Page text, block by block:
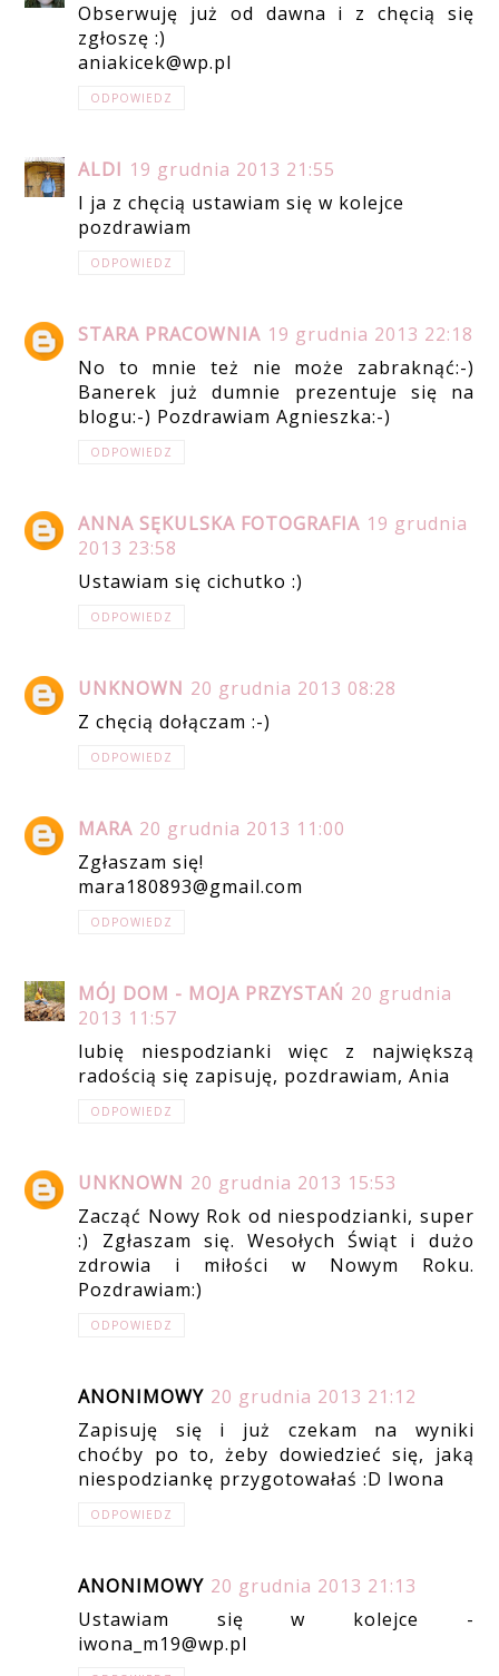
Obserwuję już od dawna i z chęcią się
zgłoszę :)
aniakicek@wp.pl
ODPOWIEDZ
ALDI 19 grudnia 2013 21:55
I ja z chęcią ustawiam się w kolejce
pozdrawiam
ODPOWIEDZ
STARA PRACOWNIA 19 grudnia 2013 22:18
No to mnie też nie może zabraknąć:-)
Banerek już dumnie prezentuje się na
blogu:-) Pozdrawiam Agnieszka:-)
ODPOWIEDZ
ANNA SĘKULSKA FOTOGRAFIA 19 grudnia
2013 23:58
Ustawiam się cichutko :)
ODPOWIEDZ
UNKNOWN 20 grudnia 2013 08:28
Z chęcią dołączam :-)
ODPOWIEDZ
MARA 20 grudnia 2013 11:00
Zgłaszam się!
mara180893@gmail.com
ODPOWIEDZ
MÓJ DOM - MOJA PRZYSTAŃ 20 grudnia
2013 11:57
lubię niespodzianki więc z największą
radością się zapisuję, pozdrawiam, Ania
ODPOWIEDZ
UNKNOWN 20 grudnia 2013 15:53
Zacząć Nowy Rok od niespodzianki, super
:) Zgłaszam się. Wesołych Świąt i dużo
zdrowia i miłości w Nowym Roku.
Pozdrawiam:)
ODPOWIEDZ
ANONIMOWY 20 grudnia 2013 21:12
Zapisuję się i już czekam na wyniki
choćby po to, żeby dowiedzieć się, jaką
niespodziankę przygotowałaś :D Iwona
ODPOWIEDZ
ANONIMOWY 20 grudnia 2013 21:13
Ustawiam się w kolejce -
iwona_m19@wp.pl